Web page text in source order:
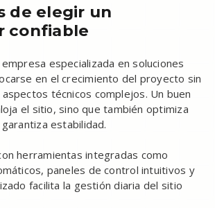
de elegir un
confiable
especializada en soluciones
en el crecimiento del proyecto sin
técnicos complejos. Un buen
el sitio, sino que también optimiza
estabilidad.
herramientas integradas como
paneles de control intuitivos y
facilita la gestión diaria del sitio